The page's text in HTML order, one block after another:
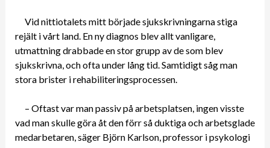
Vid nittiotalets mitt började sjukskrivningarna stiga
rejält i vårt land. En ny diagnos blev allt vanligare,
utmattning drabbade en stor grupp av de som blev
sjukskrivna, och ofta under lång tid. Samtidigt såg man
stora brister i rehabiliteringsprocessen.
– Oftast var man passiv på arbetsplatsen, ingen visste
vad man skulle göra åt den förr så duktiga och arbetsglade
medarbetaren, säger Björn Karlson, professor i psykologi